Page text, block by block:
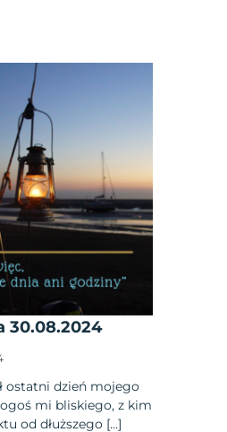
30.08.2024
ostatni dzień mojego
mi bliskiego, z kim
od dłuższego […]